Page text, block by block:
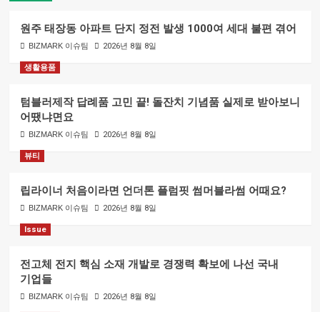
원주 태장동 아파트 단지 정전 발생 1000여 세대 불편 겪어
BIZMARK 이슈팀 2026년 8월 8일
생활용품
텀블러제작 답례품 고민 끝! 돌잔치 기념품 실제로 받아보니
어땠냐면요
BIZMARK 이슈팀 2026년 8월 8일
뷰티
립라이너 처음이라면 언더톤 플럼핏 썸머블라썸 어때요?
BIZMARK 이슈팀 2026년 8월 8일
Issue
전고체 전지 핵심 소재 개발로 경쟁력 확보에 나선 국내
기업들
BIZMARK 이슈팀 2026년 8월 8일